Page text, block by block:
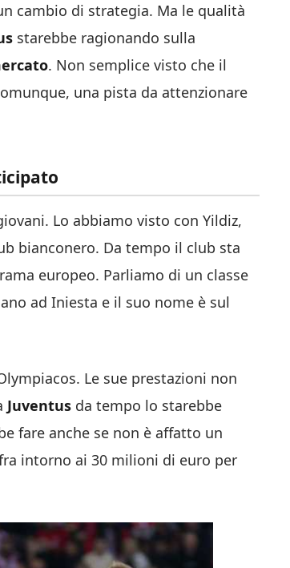
cambio di strategia. Ma le qualità
starebbe ragionando sulla
. Non semplice visto che il
una pista da attenzionare
Lo abbiamo visto con Yildiz,
bianconero. Da tempo il club sta
europeo. Parliamo di un classe
ad Iniesta e il suo nome è sul
Le sue prestazioni non
Juventus da tempo lo starebbe
fare anche se non è affatto un
intorno ai 30 milioni di euro per